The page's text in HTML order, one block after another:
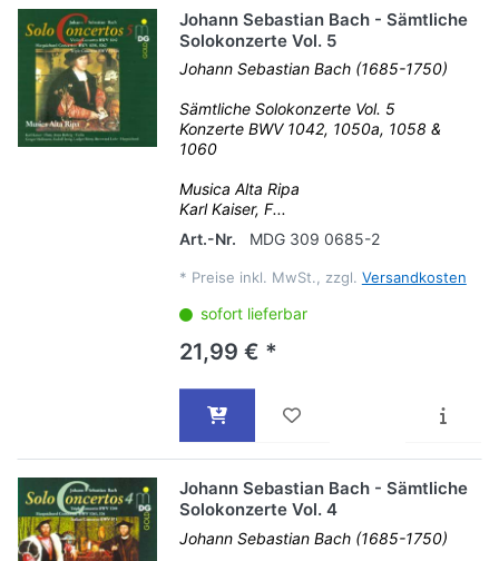
Johann Sebastian Bach - Sämtliche
Solokonzerte Vol. 5
Johann Sebastian Bach (1685-1750)
Sämtliche Solokonzerte Vol. 5
Konzerte BWV 1042, 1050a, 1058 &
1060
Musica Alta Ripa
Karl Kaiser, F...
Art.-Nr.
MDG 309 0685-2
* Preise inkl. MwSt., zzgl. Versandkosten
sofort lieferbar
21,99 € *
Johann Sebastian Bach - Sämtliche
Solokonzerte Vol. 4
Johann Sebastian Bach (1685-1750)